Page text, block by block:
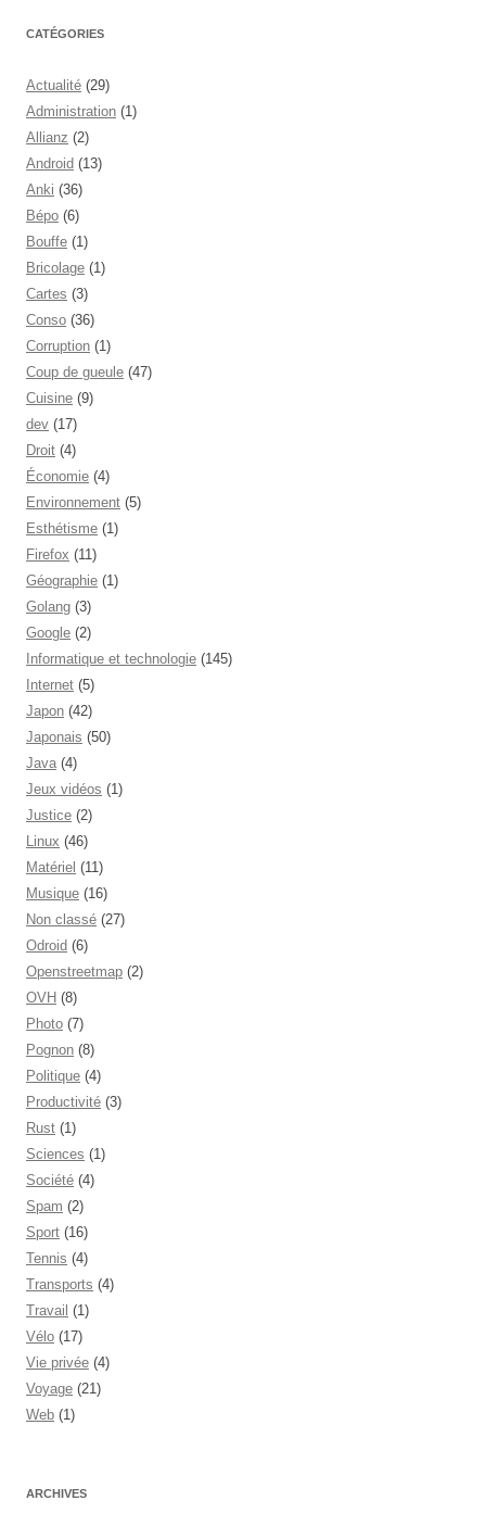
CATÉGORIES
Actualité (29)
Administration (1)
Allianz (2)
Android (13)
Anki (36)
Bépo (6)
Bouffe (1)
Bricolage (1)
Cartes (3)
Conso (36)
Corruption (1)
Coup de gueule (47)
Cuisine (9)
dev (17)
Droit (4)
Économie (4)
Environnement (5)
Esthétisme (1)
Firefox (11)
Géographie (1)
Golang (3)
Google (2)
Informatique et technologie (145)
Internet (5)
Japon (42)
Japonais (50)
Java (4)
Jeux vidéos (1)
Justice (2)
Linux (46)
Matériel (11)
Musique (16)
Non classé (27)
Odroid (6)
Openstreetmap (2)
OVH (8)
Photo (7)
Pognon (8)
Politique (4)
Productivité (3)
Rust (1)
Sciences (1)
Société (4)
Spam (2)
Sport (16)
Tennis (4)
Transports (4)
Travail (1)
Vélo (17)
Vie privée (4)
Voyage (21)
Web (1)
ARCHIVES